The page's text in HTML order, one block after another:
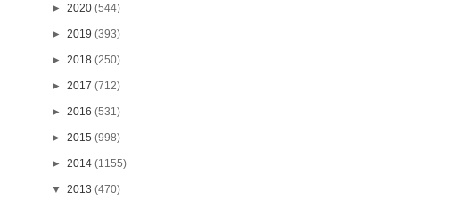
► 2020 (544)
► 2019 (393)
► 2018 (250)
► 2017 (712)
► 2016 (531)
► 2015 (998)
► 2014 (1155)
▼ 2013 (470)